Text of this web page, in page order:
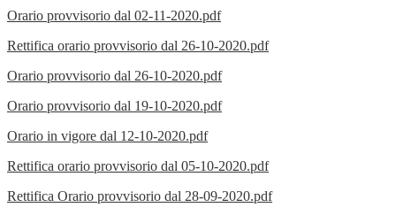
Orario provvisorio dal 02-11-2020.pdf
Rettifica orario provvisorio dal 26-10-2020.pdf
Orario provvisorio dal 26-10-2020.pdf
Orario provvisorio dal 19-10-2020.pdf
Orario in vigore dal 12-10-2020.pdf
Rettifica orario provvisorio dal 05-10-2020.pdf
Rettifica Orario provvisorio dal 28-09-2020.pdf